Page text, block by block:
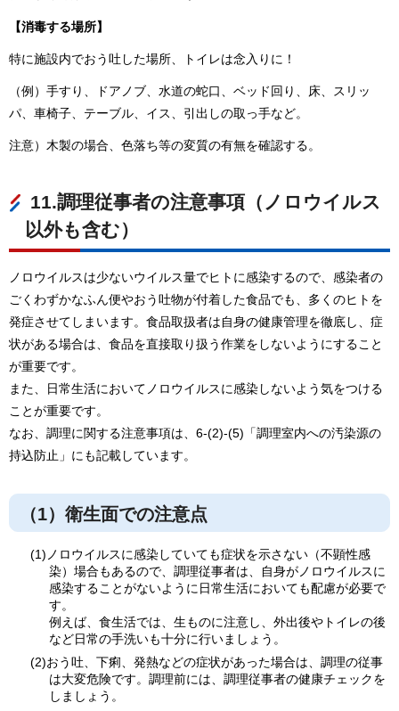
【消毒する場所】
特に施設内でおう吐した場所、トイレは念入りに！
（例）手すり、ドアノブ、水道の蛇口、ベッド回り、床、スリッ
パ、車椅子、テーブル、イス、引出しの取っ手など。
注意）木製の場合、色落ち等の変質の有無を確認する。
11.調理従事者の注意事項（ノロウイルス
以外も含む）
ノロウイルスは少ないウイルス量でヒトに感染するので、感染者の
ごくわずかなふん便やおう吐物が付着した食品でも、多くのヒトを
発症させてしまいます。食品取扱者は自身の健康管理を徹底し、症
状がある場合は、食品を直接取り扱う作業をしないようにすること
が重要です。
また、日常生活においてノロウイルスに感染しないよう気をつける
ことが重要です。
なお、調理に関する注意事項は、6-(2)-(5)「調理室内への汚染源の
持込防止」にも記載しています。
（1）衛生面での注意点
(1)ノロウイルスに感染していても症状を示さない（不顕性感
染）場合もあるので、調理従事者は、自身がノロウイルスに
感染することがないように日常生活においても配慮が必要で
す。
例えば、食生活では、生ものに注意し、外出後やトイレの後
など日常の手洗いも十分に行いましょう。
(2)おう吐、下痢、発熱などの症状があった場合は、調理の従事
は大変危険です。調理前には、調理従事者の健康チェックを
しましょう。